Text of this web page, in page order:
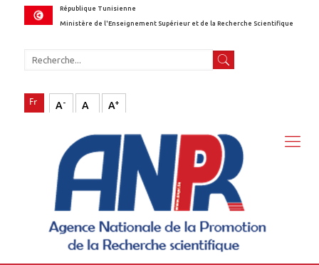
République Tunisienne
Ministère de l'Enseignement Supérieur et de la Recherche Scientifique
A- A A+